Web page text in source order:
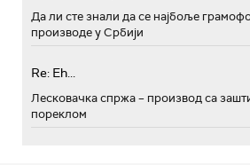
Да ли сте знали да се најбоље
производе у Србији
Re: Eh...
Лесковачка спржа – производ са
пореклом